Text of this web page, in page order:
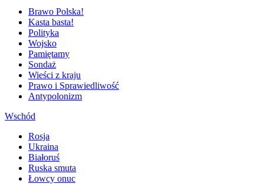
Brawo Polska!
Kasta basta!
Polityka
Wojsko
Pamiętamy
Sondaż
Wieści z kraju
Prawo i Sprawiedliwość
Antypolonizm
Wschód
Rosja
Ukraina
Białoruś
Ruska smuta
Łowcy onuc